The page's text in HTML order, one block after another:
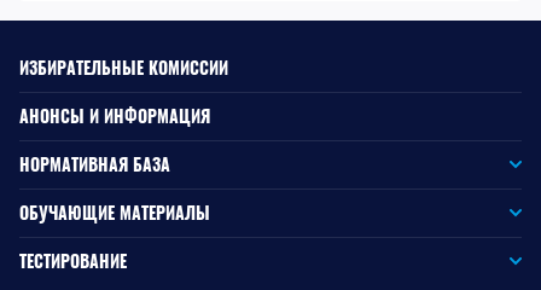
ИЗБИРАТЕЛЬНЫЕ КОМИССИИ
АНОНСЫ И ИНФОРМАЦИЯ
НОРМАТИВНАЯ БАЗА
Законодательство РФ
Законодательство КК
ОБУЧАЮЩИЕ МАТЕРИАЛЫ
Для окружной избирательной комиссии
ТЕСТИРОВАНИЕ